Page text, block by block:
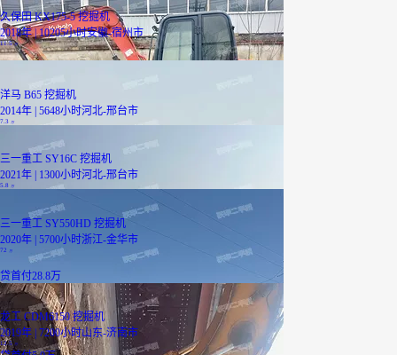
久保田 KX175-5 挖掘机
2018年 | 10205小时安徽-宿州市
11.5万
洋马 B65 挖掘机
2014年 | 5648小时河北-邢台市
7.3
三一重工 SY16C 挖掘机
2021年 | 1300小时河北-邢台市
5.8 万
三一重工 SY550HD 挖掘机
2020年 | 5700小时浙江-金华市
72
贷首付28.8万
龙工 CDM6150 挖掘机
2019年 | 7200小时山东-济南市
12.5万